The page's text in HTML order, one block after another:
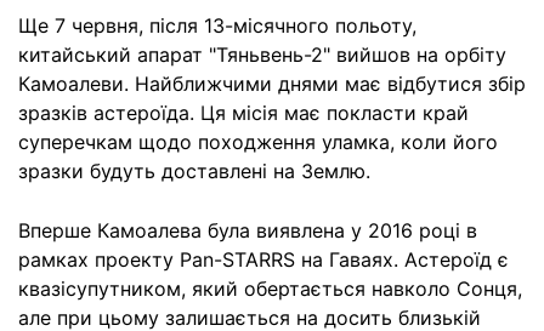
Ще 7 червня, після 13-місячного польоту,
китайський апарат "Тяньвень-2" вийшов на орбіту
Камоалеви. Найближчими днями має відбутися збір
зразків астероїда. Ця місія має покласти край
суперечкам щодо походження уламка, коли його
зразки будуть доставлені на Землю.
Вперше Камоалева була виявлена у 2016 році в
рамках проекту Pan-STARRS на Гаваях. Астероїд є
квазісупутником, який обертається навколо Сонця,
але при цьому залишається на досить близькій